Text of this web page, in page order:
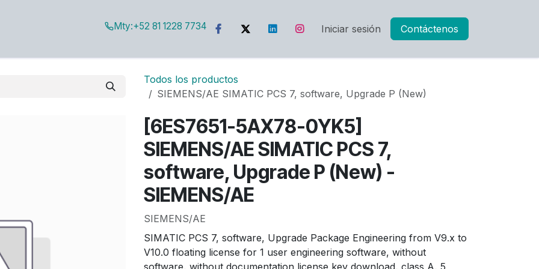
Mty:+52 81 1228 7734 Iniciar sesión Contáctenos
Todos los productos
SIEMENS/AE SIMATIC PCS 7, software, Upgrade P (New)
[6ES7651-5AX78-0YK5]
SIEMENS/AE SIMATIC PCS 7,
software, Upgrade P (New) -
SIEMENS/AE
SIEMENS/AE
SIMATIC PCS 7, software, Upgrade Package Engineering from V9.x to
V10.0 floating license for 1 user engineering software, without
software, without documentation license key download, class A, 5